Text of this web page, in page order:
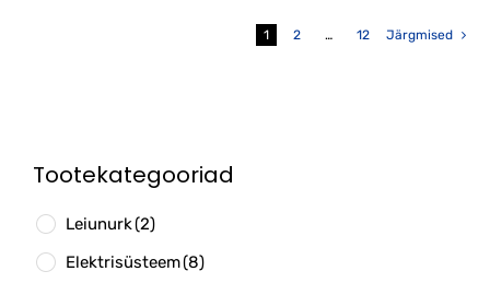
1 2 … 12 Järgmised
Tootekategooriad
Leiunurk(2)
Elektrisüsteem(8)